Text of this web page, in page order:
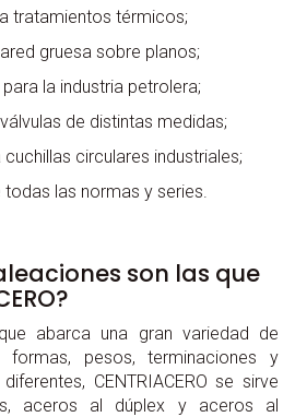
tratamientos térmicos;
gruesa sobre planos;
la industria petrolera;
de distintas medidas;
circulares industriales;
todas las normas y series.
son las que
abarca una gran variedad de
formas, pesos, terminaciones y
CENTRIACERO se sirve
aceros al dúplex y aceros al